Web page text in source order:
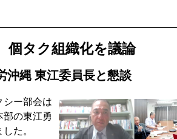
個タク組織化を議論
沖縄 東江委員長と懇談
ー部会は
部の東江勇
た。